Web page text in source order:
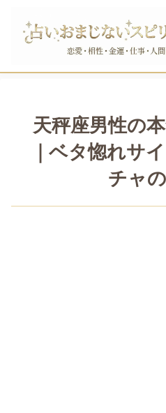
天秤座男性の
｜ベタ惚れサ
チャ